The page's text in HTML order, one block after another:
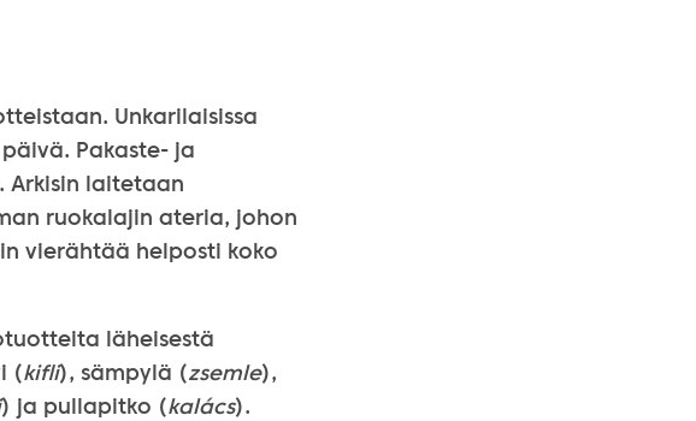
Unkarilaisissa
Pakaste- ja
Arkisin laitetaan
ruokalajin ateria, johon
vierähtää helposti koko
läheisestä
(kifli), sämpylä (zsemle),
) ja pullapitko (kalács).